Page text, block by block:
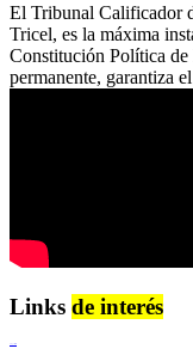
El Tribunal Calificador
Tricel, es la máxima
Constitución Política de
permanente, garantiza
Links de interés